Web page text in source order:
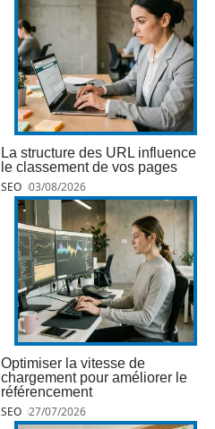
La structure des URL influence
le classement de vos pages
SEO 03/08/2026
Optimiser la vitesse de
chargement pour améliorer le
référencement
SEO 27/07/2026